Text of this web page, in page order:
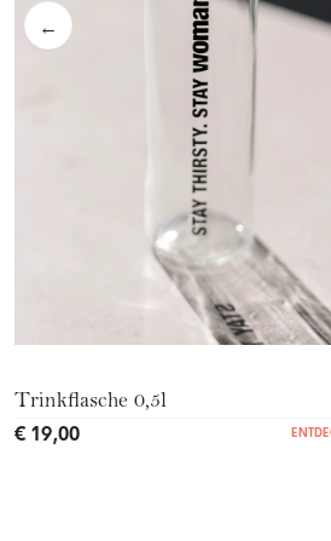
←
Trinkflasche 0,5l
€ 19,00